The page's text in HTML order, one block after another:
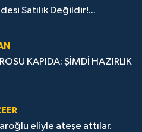
Satılık Değildir!...
KAPIDA: ŞİMDİ HAZIRLIK
eliyle ateşe attılar.